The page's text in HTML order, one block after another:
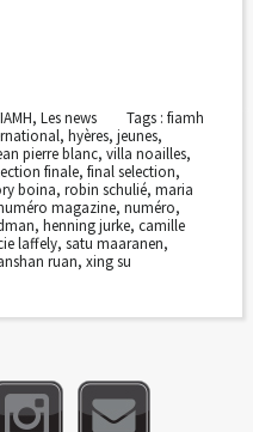
, Les news Tags : fiamh
, hyères, jeunes,
pierre blanc, villa noailles,
finale, final selection,
boina, robin schulié, maria
magazine, numéro,
, henning jurke, camille
laffely, satu maaranen,
ruan, xing su